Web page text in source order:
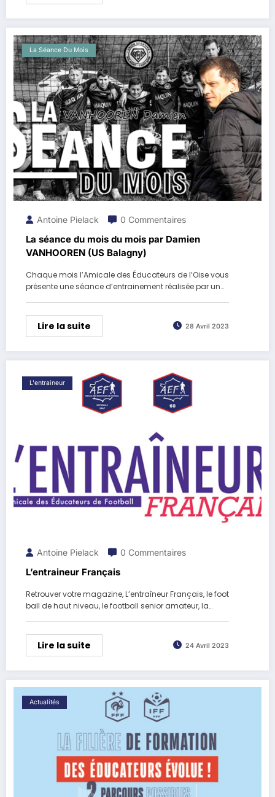
La Séance Du Mois
Antoine Pielack 0 Commentaires
La séance du mois du mois par Damien
VANHOOREN (US Balagny)
Chaque mois l’Amicale des Éducateurs de l’Oise vous
présente une séance d’entrainement réalisée par un…
Lire la suite 28 Avril 2023
L'entraineur
Antoine Pielack 0 Commentaires
L’entraineur Français
Retrouver votre magazine, L’entraîneur Français, le foot
ball de haut niveau, le football senior amateur, la…
Lire la suite 24 Avril 2023
Actualités